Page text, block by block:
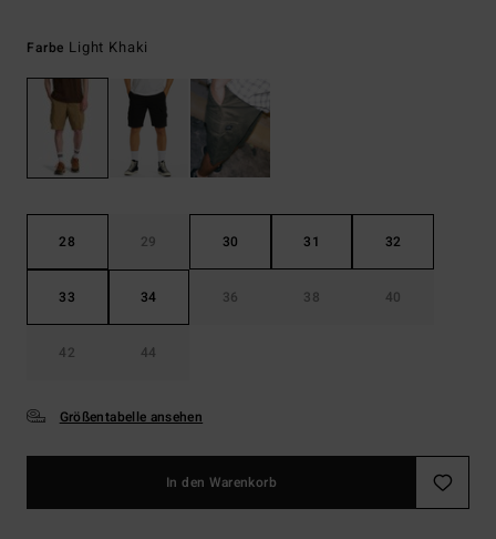
Farbe Light Khaki
28 29 30 31 32
33 34 36 38 40
42 44
Größentabelle ansehen
In den Warenkorb